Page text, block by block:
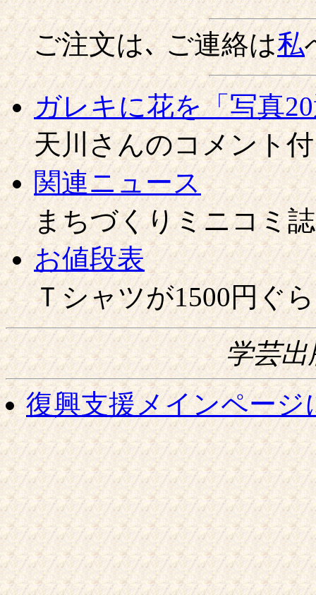
ご注文は､ ご連絡は私
ガレキに花を「写真
天川さんのコメント
関連ニュース
まちづくりミニコミ
お値段表
Ｔシャツが1500円ぐ
学芸出
復興支援メインページ